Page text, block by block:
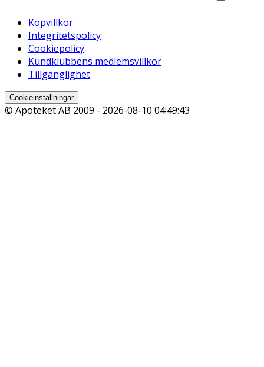
Köpvillkor
Integritetspolicy
Cookiepolicy
Kundklubbens medlemsvillkor
Tillgänglighet
Cookieinställningar
© Apoteket AB 2009 - 2026-08-10 04:49:43